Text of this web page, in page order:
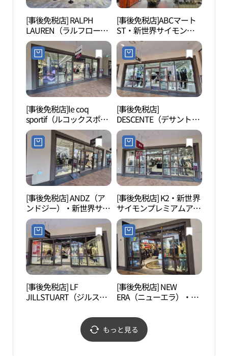
[事後免税店] RALPH
LAUREN（ラルフローレ
ン）・新世界サイモンプ
レミアムアウトレットシ
フン（始興）店(폴로랄
프로렌 신세계사이먼프
리미엄아울렛 시흥점)
[事後免税店]ABCマート
ST・新世界サイモンプ
レミアムアウトレットシ
フン（始興）店(ABC마트
ST 신세계사이먼프리미
엄아울렛 시흥점)
[事後免税店]le coq
sportif（ルコックスポル
ティフ）・新世界サイモ
ンプレミアムアウトレッ
トシフン（始興）店(르
꼬끄스포르티브 신세계
사이먼프리미엄아울렛
시흥점)
[事後免税店]
DESCENTE（デサント）
ゴルフ・新世界サイモン
プレミアムアウトレット
シフン（始興）店(데상
트골프 신세계사이먼프
리미엄아울렛 시흥점)
[事後免税店] ANDZ（ア
ンドジー）・新世界サイ
モンプレミアムアウトレ
ットシフン（始興）店
(앤드지 신세계사이먼프
리미엄아울렛 시흥점)
[事後免税店] K2・新世界
サイモンプレミアムアウ
トレットシフン（始興）
店(K2 신세계사이먼프리
미엄아울렛 시흥점)
[事後免税店] LF
JILLSTUART（ジルスチ
モンプレミアムアウトレ
ットシフン（始興）店
(질스튜어트 신세계사이
[事後免税店] NEW
ERA（ニューエラ）・新
アウトレットシフン（始
興）店(뉴에라 신세계사
이먼프리미엄아울렛 시
もっと見る